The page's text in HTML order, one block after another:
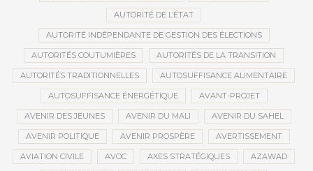
AUTORITÉ DE L’ÉTAT
AUTORITÉ INDÉPENDANTE DE GESTION DES ÉLECTIONS
AUTORITÉS COUTUMIÈRES AUTORITÉS DE LA TRANSITION
AUTORITÉS TRADITIONNELLES AUTOSUFFISANCE ALIMENTAIRE
AUTOSUFFISANCE ÉNERGÉTIQUE AVANT-PROJET
AVENIR DES JEUNES AVENIR DU MALI AVENIR DU SAHEL
AVENIR POLITIQUE AVENIR PROSPÈRE AVERTISSEMENT
AVIATION CIVILE AVOC AXES STRATÉGIQUES AZAWAD